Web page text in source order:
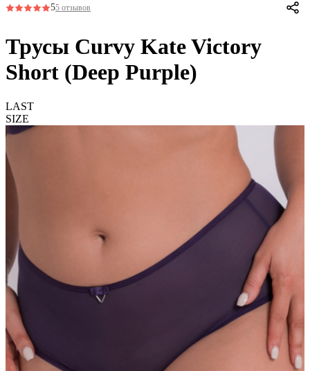
55 отзывов
Трусы Curvy Kate Victory
Short (Deep Purple)
LAST
SIZE